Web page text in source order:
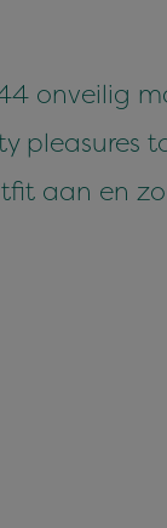
onveilig
pleasures
aan en